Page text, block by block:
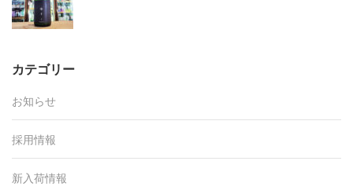
カテゴリー
お知らせ
採用情報
新入荷情報